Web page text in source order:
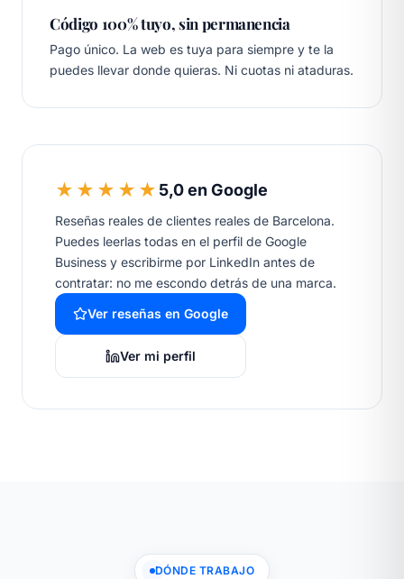
Código 100% tuyo, sin permanencia
Pago único. La web es tuya para siempre y te la
puedes llevar donde quieras. Ni cuotas ni ataduras.
★★★★★ 5,0 en Google
Reseñas reales de clientes reales de Barcelona.
Puedes leerlas todas en el perfil de Google
Business y escribirme por LinkedIn antes de
contratar: no me escondo detrás de una marca.
Ver reseñas en Google
Ver mi perfil
DÓNDE TRABAJO